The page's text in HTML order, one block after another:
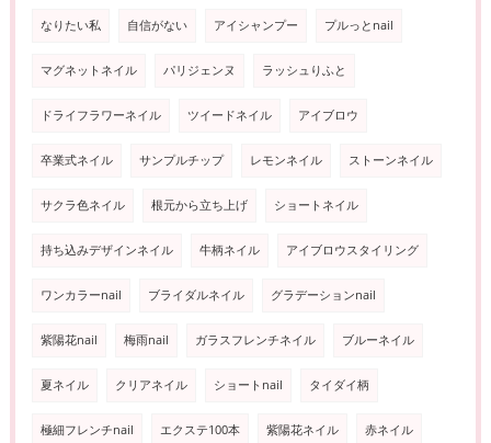
なりたい私 自信がない アイシャンプー プルっとnail
マグネットネイル パリジェンヌ ラッシュりふと
ドライフラワーネイル ツイードネイル アイブロウ
卒業式ネイル サンプルチップ レモンネイル ストーンネイル
サクラ色ネイル 根元から立ち上げ ショートネイル
持ち込みデザインネイル 牛柄ネイル アイブロウスタイリング
ワンカラーnail ブライダルネイル グラデーションnail
紫陽花nail 梅雨nail ガラスフレンチネイル ブルーネイル
夏ネイル クリアネイル ショートnail タイダイ柄
極細フレンチnail エクステ100本 紫陽花ネイル 赤ネイル